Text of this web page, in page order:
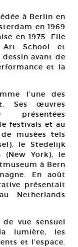
à Berlin en
en 1969
en 1975. Elle
Art School et
avant de
et la
l’une des
Ses œuvres
présentées
festivals et au
musées tels
le Stedelijk
(New York), le
à Bern
En août
présentait
Netherlands
vue sensuel
lumière, les
et l’espace.